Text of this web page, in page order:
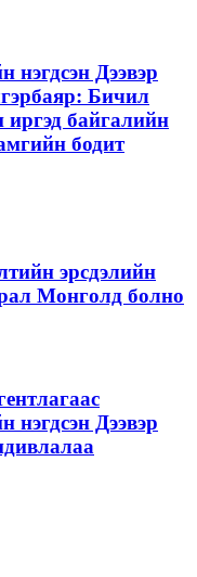
Дээвэр
Бичил
иргэд байгалийн
бодит
эрсдэлийн
Монголд болно
Дээвэр